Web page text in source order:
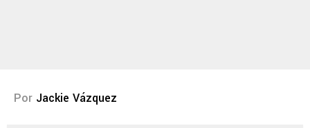
Por Jackie Vázquez